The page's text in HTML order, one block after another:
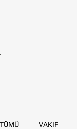
TÜMÜ VAKIF